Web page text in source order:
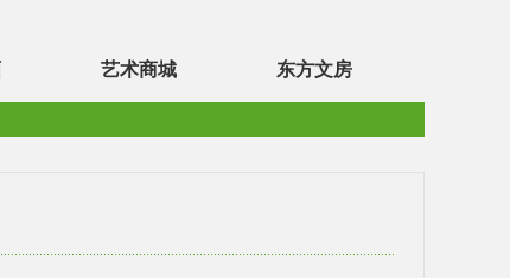
艺术商城 东方文房